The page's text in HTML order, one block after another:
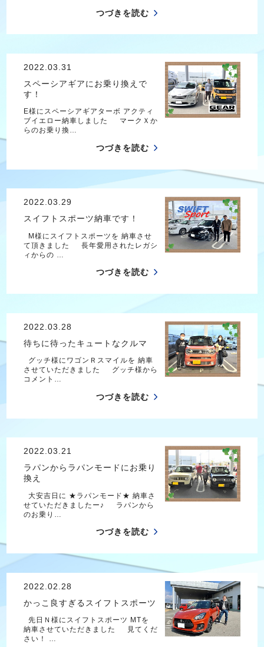
つづきを読む
2022.03.31
スペーシアギアにお乗り換えで
す！
E様にスペーシアギアターボ アクティ
ブイエロー納車しました マークＸか
らのお乗り換…
つづきを読む
2022.03.29
スイフトスポーツ納車です！
M様にスイフトスポーツを 納車させ
て頂きました 長年愛用されたレガシ
ィからの …
つづきを読む
2022.03.28
待ちに待ったキュートなクルマ
グッチ様にワゴンＲスマイルを 納車
させていただきました グッチ様から
コメント…
つづきを読む
2022.03.21
ラパンからラパンモードにお乗り
換え
大安吉日に ★ラパンモード★ 納車さ
せていただきましたー♪ ラパンから
のお乗り…
つづきを読む
2022.02.28
かっこ良すぎるスイフトスポーツ
先日Ｎ様にスイフトスポーツ MTを
納車させていただきました 見てくだ
さい！ …